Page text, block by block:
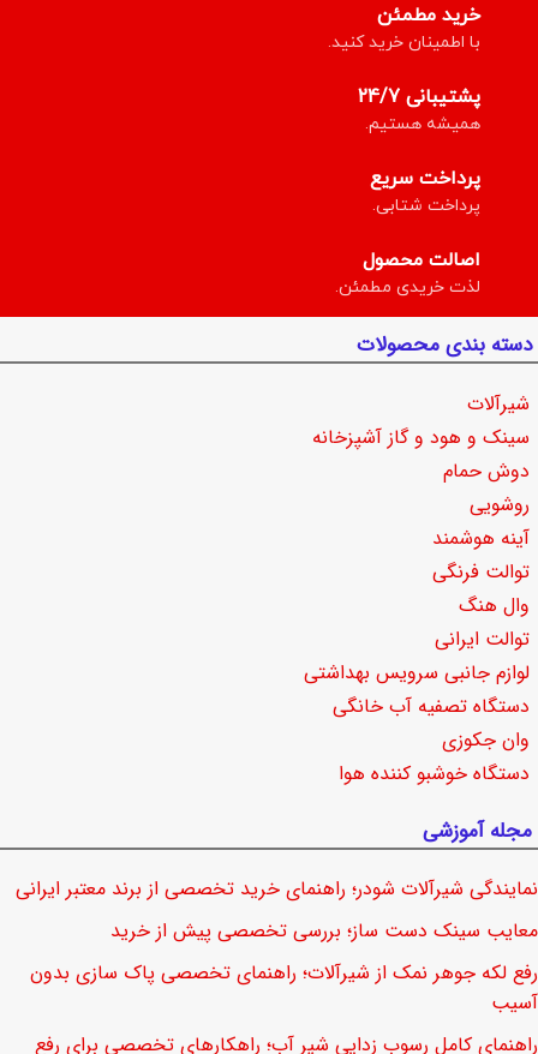
خرید مطمئن
با اطمینان خرید کنید.
پشتیبانی 24/7
همیشه هستیم.
پرداخت سریع
پرداخت شتابی.
اصالت محصول
لذت خریدی مطمئن.
دسته بندی محصولات
شیرآلات
سینک و هود و گاز آشپزخانه
دوش حمام
روشویی
آینه هوشمند
توالت فرنگی
وال هنگ
توالت ایرانی
لوازم جانبی سرویس بهداشتی
دستگاه تصفیه آب خانگی
وان جکوزی
دستگاه خوشبو کننده هوا
مجله آموزشی
نمایندگی شیرآلات شودر؛ راهنمای خرید تخصصی از برند معتبر ایرانی
معایب سینک دست ساز؛ بررسی تخصصی پیش از خرید
رفع لکه جوهر نمک از شیرآلات؛ راهنمای تخصصی پاک سازی بدون
آسیب
راهنمای کامل رسوب زدایی شیر آب؛ راهکارهای تخصصی برای رفع